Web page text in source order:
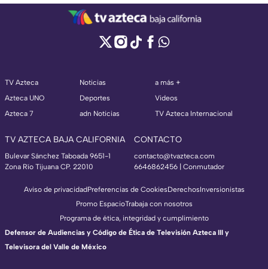
TV Azteca
Azteca UNO
Azteca 7
Noticias
Deportes
adn Noticias
a más +
Videos
TV Azteca Internacional
TV AZTECA BAJA CALIFORNIA
Bulevar Sánchez Taboada 9651-1
Zona Río Tijuana CP. 22010
CONTACTO
contacto@tvazteca.com
6646862456 | Conmutador
Aviso de privacidadPreferencias de CookiesDerechosInversionistas
Promo EspacioTrabaja con nosotros
Programa de ética, integridad y cumplimiento
Defensor de Audiencias y Código de Ética de Televisión Azteca III y
Televisora del Valle de México